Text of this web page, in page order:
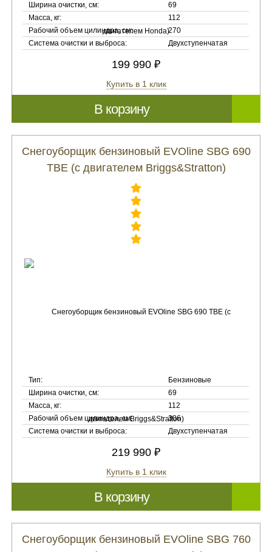
Ширина очистки, см:
69
Масса, кг:
112
Рабочий объем цилиндра, см:
270
Система очистки и выброса:
Двухступенчатая
199 990 ₽
Купить в 1 клик
В корзину
Снегоуборщик бензиновый EVOline SBG 690
TBE (с двигателем Briggs&Stratton)
Тип:
Бензиновые
Ширина очистки, см:
69
Масса, кг:
112
Рабочий объем цилиндра, см:
306
Система очистки и выброса:
Двухступенчатая
219 990 ₽
Купить в 1 клик
В корзину
Снегоуборщик бензиновый EVOline SBG 760